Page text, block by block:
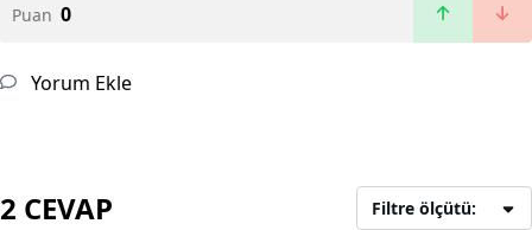
Puan 0
Yorum Ekle
2 CEVAP Filtre ölçütü: